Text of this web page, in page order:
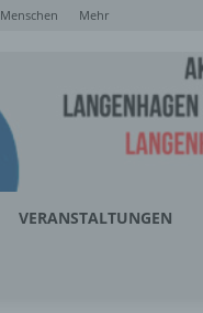
Menschen Mehr
VERANSTALTUNGEN